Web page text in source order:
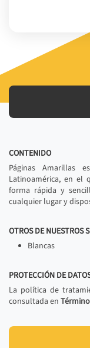
CONTENIDO
Páginas Amarillas
Latinoamérica, en el
forma rápida y
cualquier lugar y
OTROS DE NUESTROS
Blancas
PROTECCIÓN DE
La política de
consultada en